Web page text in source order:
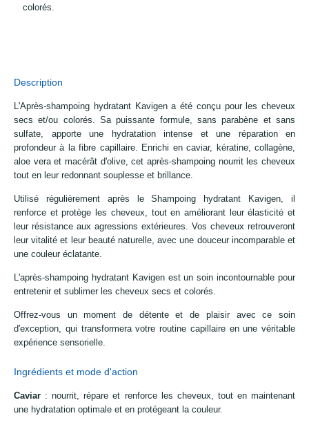
colorés.
Description
L'Après-shampoing hydratant Kavigen a été conçu pour les cheveux
secs et/ou colorés. Sa puissante formule, sans parabène et sans
sulfate, apporte une hydratation intense et une réparation en
profondeur à la fibre capillaire. Enrichi en caviar, kératine, collagène,
aloe vera et macérât d'olive, cet après-shampoing nourrit les cheveux
tout en leur redonnant souplesse et brillance.
Utilisé régulièrement après le Shampoing hydratant Kavigen, il
renforce et protège les cheveux, tout en améliorant leur élasticité et
leur résistance aux agressions extérieures. Vos cheveux retrouveront
leur vitalité et leur beauté naturelle, avec une douceur incomparable et
une couleur éclatante.
L'après-shampoing hydratant Kavigen est un soin incontournable pour
entretenir et sublimer les cheveux secs et colorés.
Offrez-vous un moment de détente et de plaisir avec ce soin
d'exception, qui transformera votre routine capillaire en une véritable
expérience sensorielle.
Ingrédients et mode d'action
Caviar : nourrit, répare et renforce les cheveux, tout en maintenant
une hydratation optimale et en protégeant la couleur.